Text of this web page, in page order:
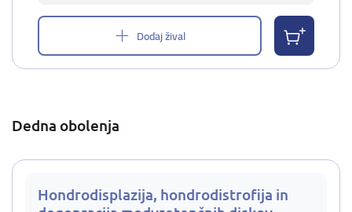
Dodaj žival
Dedna obolenja
Hondrodisplazija, hondrodistrofija in